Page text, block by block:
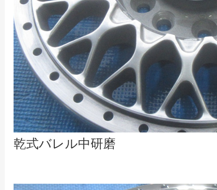
乾式バレル中研磨